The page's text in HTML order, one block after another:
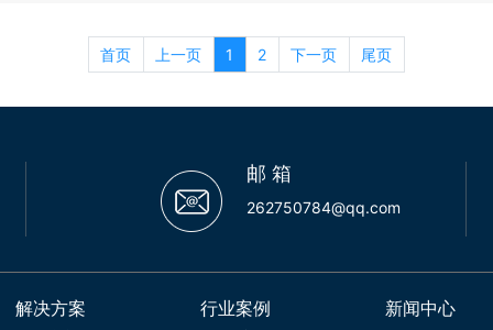
首页 上一页 1 2 下一页 尾页
邮 箱
262750784@qq.com
解决方案 行业案例 新闻中心